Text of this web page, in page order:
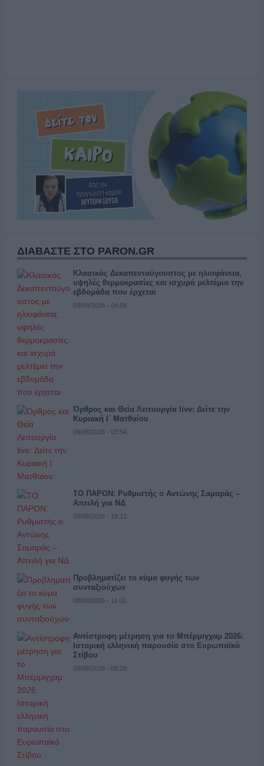
ΔΙΑΒΑΣΤΕ ΣΤΟ PARON.GR
Κλασικός Δεκαπενταύγουστος με ηλιοφάνεια,
υψηλές θερμοκρασίες και ισχυρά μελτέμια την
εβδομάδα που έρχεται
09/08/2026 - 04:08
Όρθρος και Θεία Λειτουργία live: Δείτε την
Κυριακή Ι΄ Ματθαίου
09/08/2026 - 03:54
ΤΟ ΠΑΡΟΝ: Ρυθμιστής ο Αντώνης Σαμαράς –
Απειλή για ΝΔ
08/08/2026 - 18:12
Προβληματίζει το κύμα φυγής των
συνταξιούχων
08/08/2026 - 11:02
Αντίστροφη μέτρηση για το Μπέρμιγχαμ 2026:
Ιστορική ελληνική παρουσία στο Ευρωπαϊκό
Στίβου
08/08/2026 - 08:20